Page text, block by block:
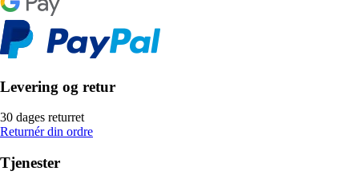
Levering og retur
30 dages returret
Returnér din ordre
Tjenester